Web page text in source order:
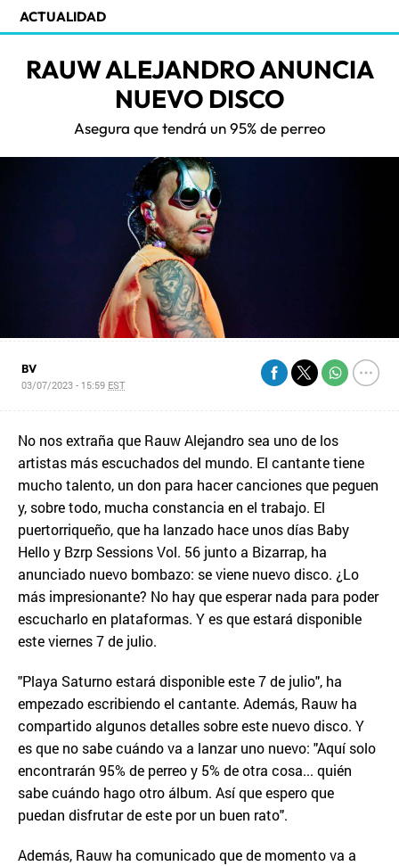
ACTUALIDAD
RAUW ALEJANDRO ANUNCIA
NUEVO DISCO
Asegura que tendrá un 95% de perreo
BV
03/07/2023 - 15:59 EST
No nos extraña que Rauw Alejandro sea uno de los
artistas más escuchados del mundo. El cantante tiene
mucho talento, un don para hacer canciones que peguen
y, sobre todo, mucha constancia en el trabajo. El
puertorriqueño, que ha lanzado hace unos días Baby
Hello y Bzrp Sessions Vol. 56 junto a Bizarrap, ha
anunciado nuevo bombazo: se viene nuevo disco. ¿Lo
más impresionante? No hay que esperar nada para poder
escucharlo en plataformas. Y es que estará disponible
este viernes 7 de julio.
"Playa Saturno estará disponible este 7 de julio", ha
empezado escribiendo el cantante. Además, Rauw ha
compartido algunos detalles sobre este nuevo disco. Y
es que no sabe cuándo va a lanzar uno nuevo: "Aquí solo
encontrarán 95% de perreo y 5% de otra cosa... quién
sabe cuándo hago otro álbum. Así que espero que
puedan disfrutar de este por un buen rato".
Además, Rauw ha comunicado que de momento va a